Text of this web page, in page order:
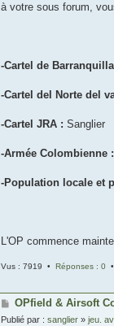
à votre sous forum,
-Cartel de Barranquilla
-Cartel del Norte del
-Cartel JRA : Sanglier
-Armée Colombienne :
-Population locale et
L'OP commence
Vus : 7919 • Réponses : 0 •
OPfield & Airsoft
Publié par : sanglier » jeu.